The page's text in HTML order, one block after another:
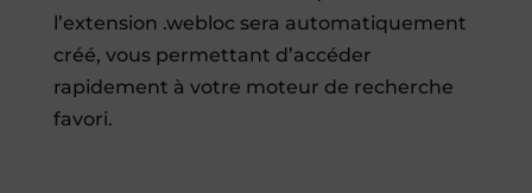
l’extension .webloc sera automatiquement
créé, vous permettant d’accéder
rapidement à votre moteur de recherche
favori.